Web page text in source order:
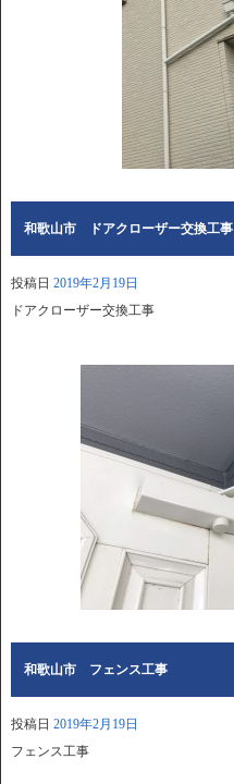
和歌山市 ドアクローザー交換工事
投稿日 2019年2月19日
ドアクローザー交換工事
和歌山市 フェンス工事
投稿日 2019年2月19日
フェンス工事